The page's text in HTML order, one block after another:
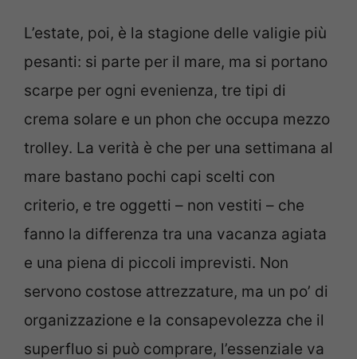
L’estate, poi, è la stagione delle valigie più
pesanti: si parte per il mare, ma si portano
scarpe per ogni evenienza, tre tipi di
crema solare e un phon che occupa mezzo
trolley. La verità è che per una settimana al
mare bastano pochi capi scelti con
criterio, e tre oggetti – non vestiti – che
fanno la differenza tra una vacanza agiata
e una piena di piccoli imprevisti. Non
servono costose attrezzature, ma un po’ di
organizzazione e la consapevolezza che il
superfluo si può comprare, l’essenziale va